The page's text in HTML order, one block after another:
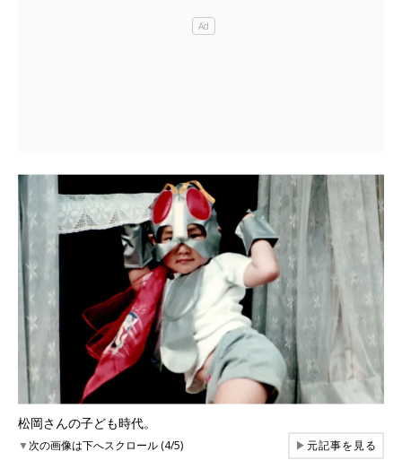
松岡さんの子ども時代。
▼次の画像は下へスクロール (4/5) ▶元記事を見る